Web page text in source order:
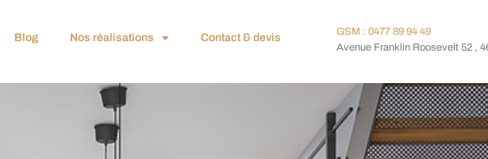
Blog Nos réalisations Contact & devis
GSM : 0477 89 94 49
Avenue Franklin Roosevelt 52 ,